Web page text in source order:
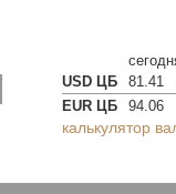
USD ЦБ
81.41
EUR ЦБ
94.06
калькулятор